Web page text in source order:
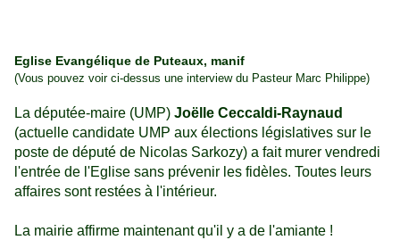
Eglise Evangélique de Puteaux, manif
(Vous pouvez voir ci-dessus une interview du Pasteur Marc Philippe)
La députée-maire (UMP) Joëlle Ceccaldi-Raynaud
(actuelle candidate UMP aux élections législatives sur le
poste de député de Nicolas Sarkozy) a fait murer vendredi
l'entrée de l'Eglise sans prévenir les fidèles. Toutes leurs
affaires sont restées à l'intérieur.
La mairie affirme maintenant qu'il y a de l'amiante !